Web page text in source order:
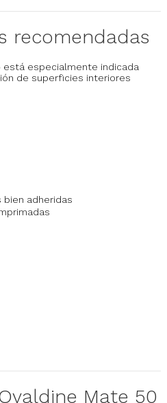
recomendadas
está especialmente indicada
de superficies interiores
bien adheridas
Mate 50